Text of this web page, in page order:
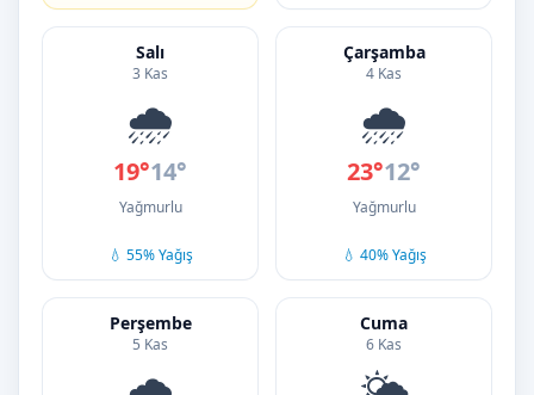
Salı
3 Kas
🌧️
19°14°
Yağmurlu
💧 55% Yağış
Çarşamba
4 Kas
🌧️
23°12°
Yağmurlu
💧 40% Yağış
Perşembe
5 Kas
Cuma
6 Kas